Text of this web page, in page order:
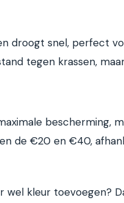
droogt snel, perfect
tegen krassen,
bescherming,
de €20 en €40,
wel kleur toevoegen?